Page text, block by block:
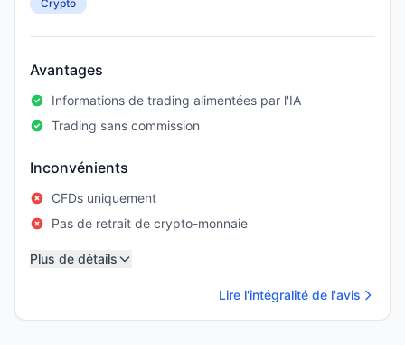
Crypto
Avantages
Informations de trading alimentées par l'IA
Trading sans commission
Inconvénients
CFDs uniquement
Pas de retrait de crypto-monnaie
Plus de détails
Lire l'intégralité de l'avis